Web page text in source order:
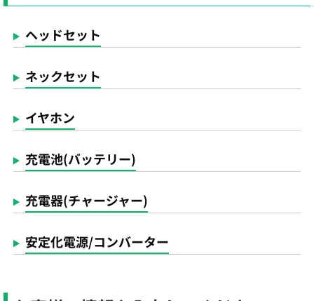
ヘッドセット
ネックセット
イヤホン
充電池(バッテリー)
充電器(チャージャー)
安定化電源/コンバーター